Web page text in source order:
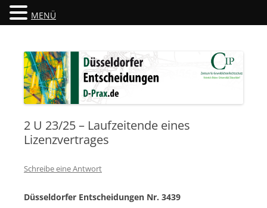
Düsseldorfer Entscheidungen
2 U 23/25 – Laufzeitende eines
Lizenzvertrages
Schreibe eine Antwort
Düsseldorfer Entscheidungen Nr. 3439
MENÜ